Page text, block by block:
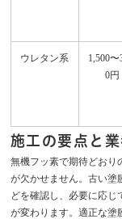
ウレタン系
1,500〜
0円
施工の要点と
無機フッ素で期待どおり
が欠かせません。古い塗
どを確認し、必要に応
が変わります。適正な塗